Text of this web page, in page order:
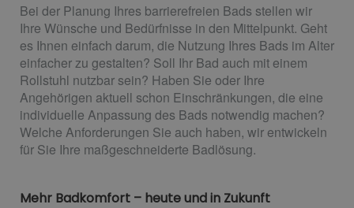
Bei der Planung Ihres barrierefreien Bads stellen wir
Ihre Wünsche und Bedürfnisse in den Mittelpunkt. Geht
es Ihnen einfach darum, die Nutzung Ihres Bads im Alter
einfacher zu gestalten? Soll Ihr Bad auch mit einem
Rollstuhl nutzbar sein? Haben Sie oder Ihre
Angehörigen aktuell schon Einschränkungen, die eine
individuelle Anpassung des Bads notwendig machen?
Welche Anforderungen Sie auch haben, wir entwickeln
für Sie Ihre maßgeschneiderte Badlösung.
Mehr Badkomfort – heute und in Zukunft